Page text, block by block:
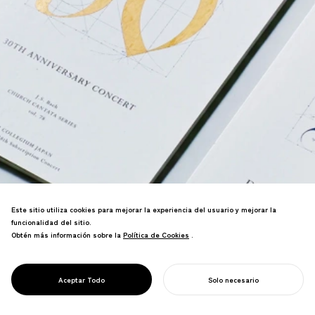
PROJECT
COLLEGIUM
JAPAN
mundial de Japón utilizando tipografía
de la era de Bach.
Este sitio utiliza cookies para mejorar la experiencia del usuario y mejorar la
funcionalidad del sitio.
Obtén más información sobre la Política de Cookies
Política de Cookies .
Aceptar Todo Solo necesario